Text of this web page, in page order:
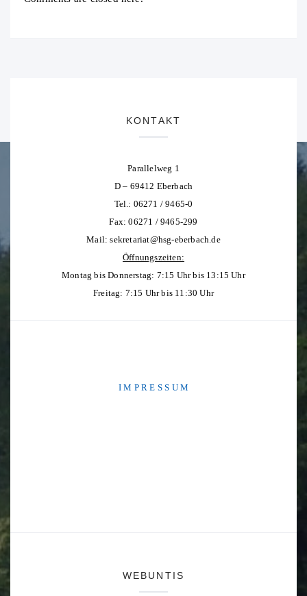
KONTAKT
Parallelweg 1
D – 69412 Eberbach
Tel.: 06271 / 9465-0
Fax: 06271 / 9465-299
Mail:sekretariat@hsg-eberbach.de
Öffnungszeiten:
Montag bis Donnerstag: 7:15 Uhr bis 13:15 Uhr
Freitag: 7:15 Uhr bis 11:30 Uhr
I M P R E S S U M
WEBUNTIS